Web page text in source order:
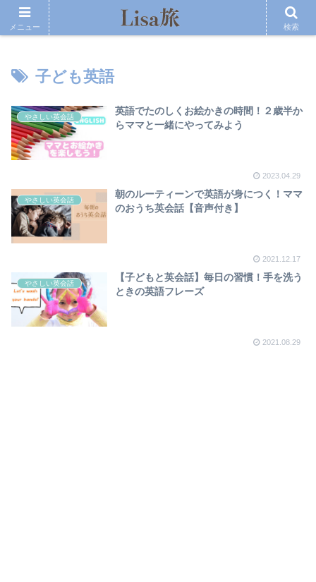
子ども英語
やさしい英会話
英語でたのしくお絵かきの時間！２歳半か
らママと一緒にやってみよう
2023.04.29
やさしい英会話
朝のルーティーンで英語が身につく！ママ
のおうち英会話【音声付き】
2021.12.17
やさしい英会話
【子どもと英会話】毎日の習慣！手を洗う
ときの英語フレーズ
2021.08.29
メニュー 検索